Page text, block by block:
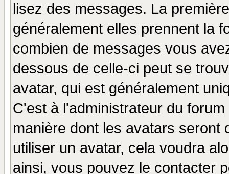
lisez des messages. La
généralement elles prennent la
combien de messages vous
dessous de celle-ci peut se
avatar, qui est généralement
C'est à l'administrateur du
manière dont les avatars seront
utiliser un avatar, cela voudra
ainsi, vous pouvez le contacter